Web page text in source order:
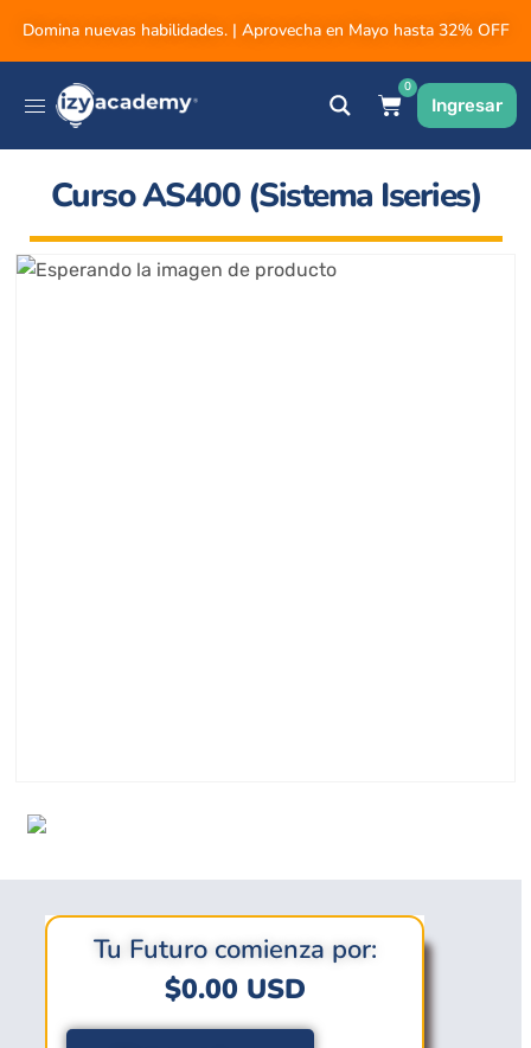
Domina nuevas habilidades. | Aprovecha en Mayo hasta 32% OFF
0
Ingresar
Curso AS400 (Sistema Iseries)
Tu Futuro comienza por:
$0.00 USD